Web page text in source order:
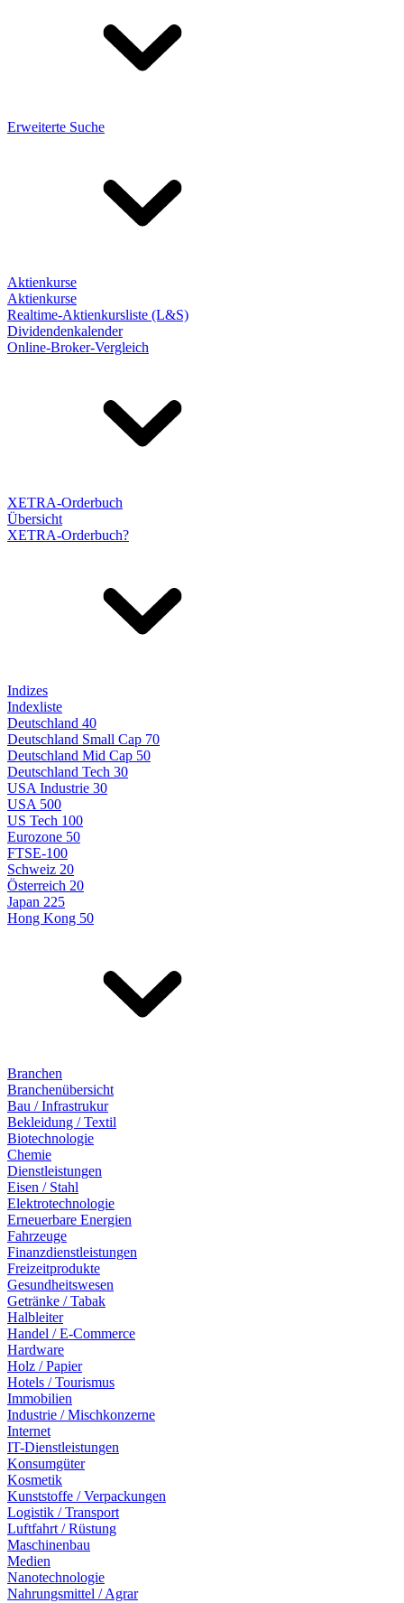
Erweiterte Suche
Aktienkurse
Aktienkurse
Realtime-Aktienkursliste (L&S)
Dividendenkalender
Online-Broker-Vergleich
XETRA-Orderbuch
Übersicht
XETRA-Orderbuch?
Indizes
Indexliste
Deutschland 40
Deutschland Small Cap 70
Deutschland Mid Cap 50
Deutschland Tech 30
USA Industrie 30
USA 500
US Tech 100
Eurozone 50
FTSE-100
Schweiz 20
Österreich 20
Japan 225
Hong Kong 50
Branchen
Branchenübersicht
Bau / Infrastrukur
Bekleidung / Textil
Biotechnologie
Chemie
Dienstleistungen
Eisen / Stahl
Elektrotechnologie
Erneuerbare Energien
Fahrzeuge
Finanzdienstleistungen
Freizeitprodukte
Gesundheitswesen
Getränke / Tabak
Halbleiter
Handel / E-Commerce
Hardware
Holz / Papier
Hotels / Tourismus
Immobilien
Industrie / Mischkonzerne
Internet
IT-Dienstleistungen
Konsumgüter
Kosmetik
Kunststoffe / Verpackungen
Logistik / Transport
Luftfahrt / Rüstung
Maschinenbau
Medien
Nanotechnologie
Nahrungsmittel / Agrar